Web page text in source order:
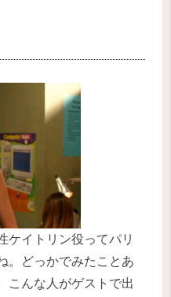
ケイトリン役ってパリ
。どっかでみたことあ
こんな人がゲストで出